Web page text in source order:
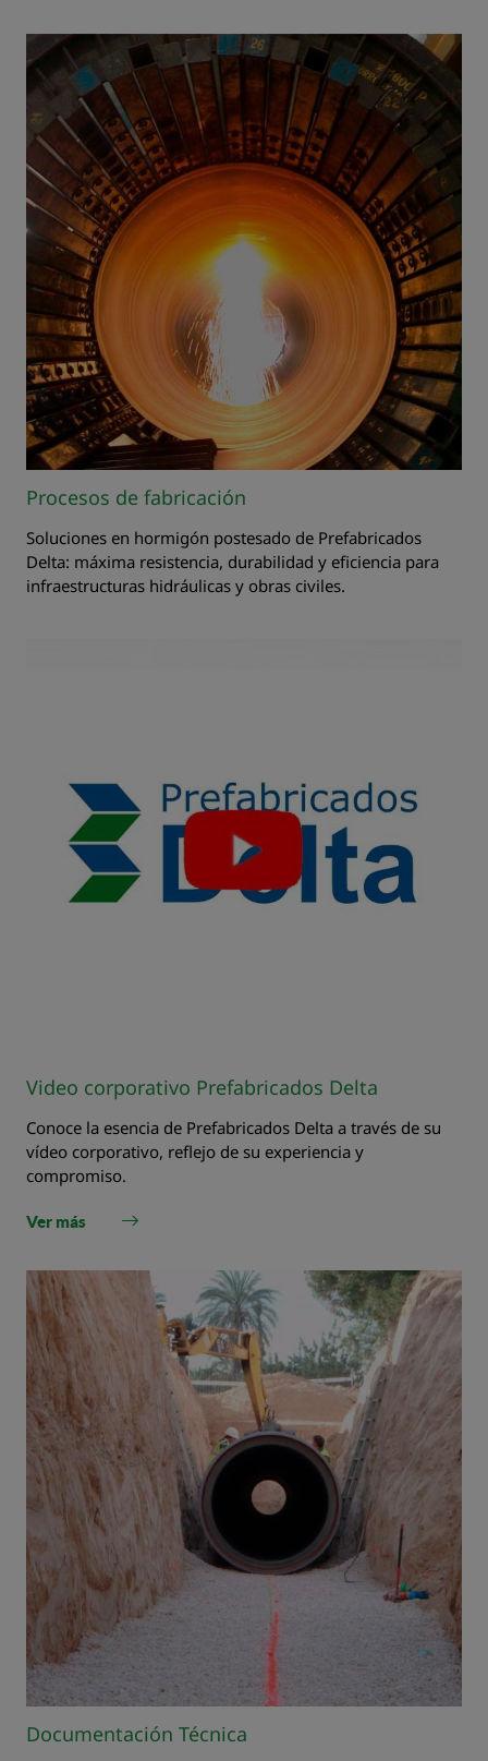
Procesos de fabricación
Soluciones en hormigón postesado de Prefabricados
Delta: máxima resistencia, durabilidad y eficiencia para
infraestructuras hidráulicas y obras civiles.
Video corporativo Prefabricados Delta
Conoce la esencia de Prefabricados Delta a través de su
vídeo corporativo, reflejo de su experiencia y
compromiso.
Ver más
Documentación Técnica